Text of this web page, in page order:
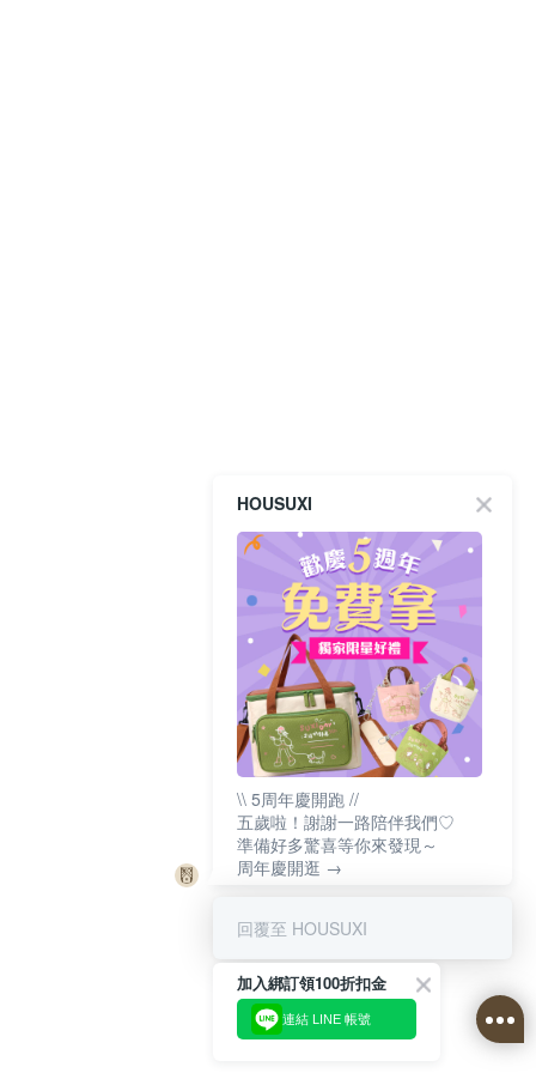
HOUSUXI
\\ 5周年慶開跑 //
五歲啦！謝謝一路陪伴我們♡
準備好多驚喜等你來發現～
周年慶開逛 →
回覆至 HOUSUXI
加入綁訂領100折扣金
連結 LINE 帳號